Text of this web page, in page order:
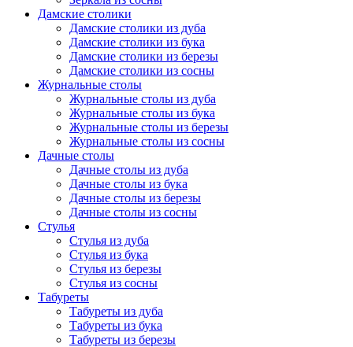
Дамские столики
Дамские столики из дуба
Дамские столики из бука
Дамские столики из березы
Дамские столики из сосны
Журнальные столы
Журнальные столы из дуба
Журнальные столы из бука
Журнальные столы из березы
Журнальные столы из сосны
Дачные столы
Дачные столы из дуба
Дачные столы из бука
Дачные столы из березы
Дачные столы из сосны
Стулья
Стулья из дуба
Стулья из бука
Стулья из березы
Стулья из сосны
Табуреты
Табуреты из дуба
Табуреты из бука
Табуреты из березы